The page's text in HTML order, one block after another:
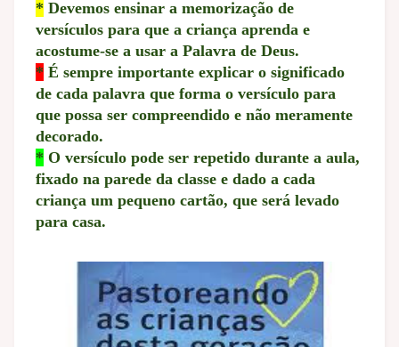
* Devemos ensinar a memorização de
versículos para que a criança aprenda e
acostume-se a usar a Palavra de Deus.
* É sempre importante explicar o significado
de cada palavra que forma o versículo para
que possa ser compreendido e não meramente
decorado.
* O versículo pode ser repetido durante a aula,
fixado na parede da classe e dado a cada
criança um pequeno cartão, que será levado
para casa.